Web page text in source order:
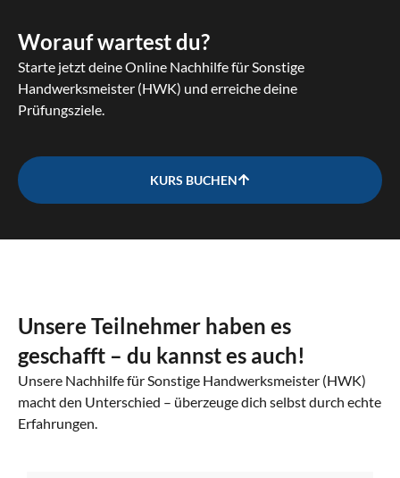
Worauf wartest du?
Starte jetzt deine Online Nachhilfe für Sonstige
Handwerksmeister (HWK) und erreiche deine
Prüfungsziele.
KURS BUCHEN
Unsere Teilnehmer haben es
geschafft – du kannst es auch!
Unsere Nachhilfe für Sonstige Handwerksmeister (HWK)
macht den Unterschied – überzeuge dich selbst durch echte
Erfahrungen.